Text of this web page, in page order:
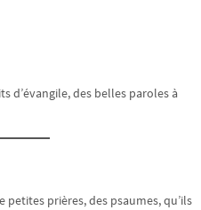
d’évangile, des belles paroles à
prières, des psaumes, qu’ils